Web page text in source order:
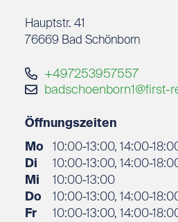
Kulturen und besondere
Sammeln Sie
erleben Sie Reisen, die mehr
Mein schönstes Ende der
Dorthin zieht es mich immer
Luz,
Hauptstr. 41
76669 Bad Schönborn
+497253957557
badschoenborn1@first-
Öffnungszeiten
Mo
10:00-13:00, 14:00-
Di
10:00-13:00, 14:00-
Mi
10:00-13:00
Do
10:00-13:00, 14:00-
Fr
10:00-13:00, 14:00-